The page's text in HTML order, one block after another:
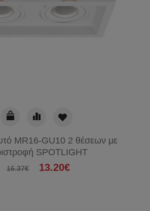
MR16-GU10 2 θέσεων με
SPOTLIGHT
16.37€ 13.20€